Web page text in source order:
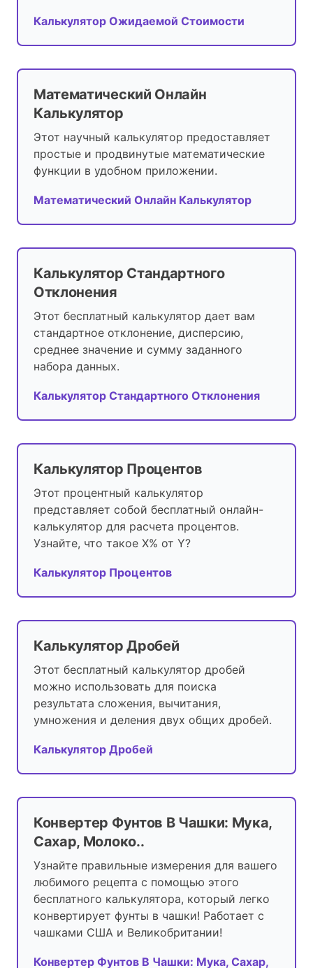
Калькулятор Ожидаемой Стоимости
Математический Онлайн
Калькулятор
Этот научный калькулятор предоставляет
простые и продвинутые математические
функции в удобном приложении.
Математический Онлайн Калькулятор
Калькулятор Стандартного
Отклонения
Этот бесплатный калькулятор дает вам
стандартное отклонение, дисперсию,
среднее значение и сумму заданного
набора данных.
Калькулятор Стандартного Отклонения
Калькулятор Процентов
Этот процентный калькулятор
представляет собой бесплатный онлайн-
калькулятор для расчета процентов.
Узнайте, что такое X% от Y?
Калькулятор Процентов
Калькулятор Дробей
Этот бесплатный калькулятор дробей
можно использовать для поиска
результата сложения, вычитания,
умножения и деления двух общих дробей.
Калькулятор Дробей
Конвертер Фунтов В Чашки: Мука,
Сахар, Молоко..
Узнайте правильные измерения для вашего
любимого рецепта с помощью этого
бесплатного калькулятора, который легко
конвертирует фунты в чашки! Работает с
чашками США и Великобритании!
Конвертер Фунтов В Чашки: Мука, Сахар,